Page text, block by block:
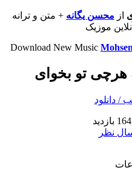
از محسن یگانه + متن و ترانه
موزيک
Download New Music
هرچی تو بخوای
/ دانلود
نظر